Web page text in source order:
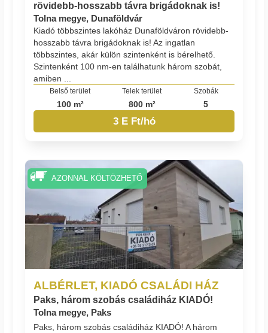
rövidebb-hosszabb távra brigádoknak is!
Tolna megye, Dunaföldvár
Kiadó többszintes lakóház Dunaföldváron rövidebb-
hosszabb távra brigádoknak is! Az ingatlan
többszintes, akár külön szintenként is bérelhető.
Szintenként 100 nm-en találhatunk három szobát,
amiben ...
Belső terület
100 m²
Telek terület
800 m²
Szobák
5
3 E Ft/hó
ALBÉRLET, KIADÓ CSALÁDI HÁZ
Paks, három szobás családiház KIADÓ!
Tolna megye, Paks
Paks, három szobás családiház KIADÓ! A három
AZONNAL KÖLTÖZHETŐ